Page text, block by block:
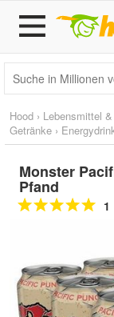
Hood › Lebensmittel
Getränke ›
Monster
Pfand
1